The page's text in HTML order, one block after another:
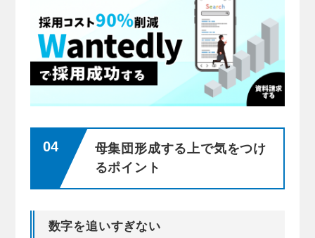
母集団形成する上で気をつけ
るポイント
数字を追いすぎない